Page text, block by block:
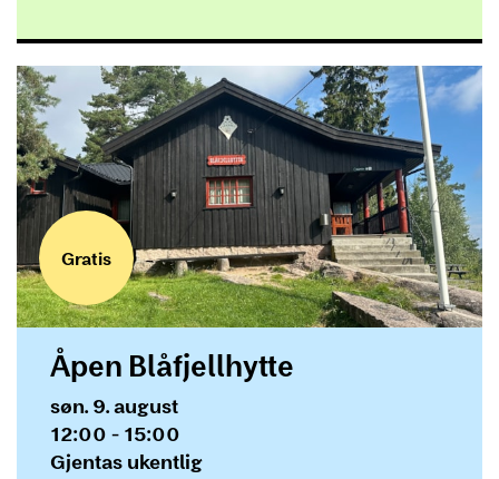
Gratis
Åpen Blåfjellhytte
søn. 9. august
12:00 - 15:00
Gjentas ukentlig